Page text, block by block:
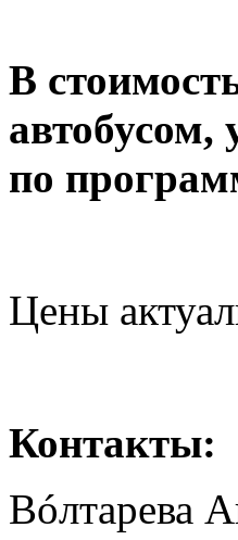
В
автобусом,
по
Цены
Контакты:
Вóлтарева